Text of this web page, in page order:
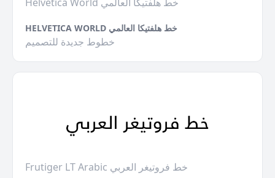
HELVETICA WORLD خط هلفتيكا العالمي
خطوط جديدة للتصميم
Frutiger LT Arabic خط فروتيغر العربي